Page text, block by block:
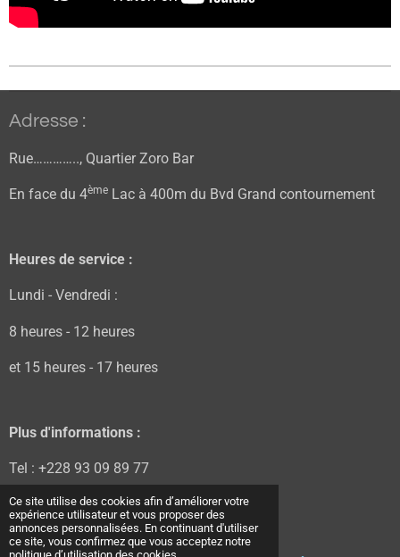
Ce site utilise des cookies afin d’améliorer votre
expérience utilisateur et vous proposer des
annonces personnalisées. En continuant d'utiliser
ce site, vous confirmez que vous acceptez notre
Adresse :
Rue………….., Quartier Zoro Bar
En face du 4ème Lac à 400m du Bvd Grand contournement
Heures de service :
Lundi - Vendredi :
8 heures - 12 heures
et 15 heures - 17 heures
Plus d'informations :
Tel : +228 93 09 89 77
Tel : +228 98 48 38 48
E-mail :acomb9@hotmail.com